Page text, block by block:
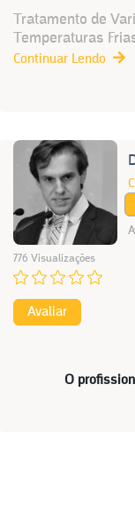
Tratamento de
Temperaturas
Continuar Lendo
776 Visualizações
Avaliar
O